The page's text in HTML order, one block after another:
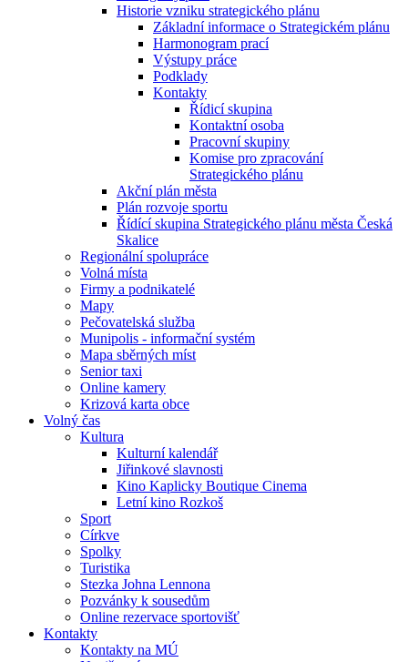
Historie vzniku strategického plánu
Základní informace o Strategickém plánu
Harmonogram prací
Výstupy práce
Podklady
Kontakty
Řídicí skupina
Kontaktní osoba
Pracovní skupiny
Komise pro zpracování
Strategického plánu
Akční plán města
Plán rozvoje sportu
Řídící skupina Strategického plánu města Česká
Skalice
Regionální spolupráce
Volná místa
Firmy a podnikatelé
Mapy
Pečovatelská služba
Munipolis - informační systém
Mapa sběrných míst
Senior taxi
Online kamery
Krizová karta obce
Volný čas
Kultura
Kulturní kalendář
Jiřinkové slavnosti
Kino Kaplicky Boutique Cinema
Letní kino Rozkoš
Sport
Církve
Spolky
Turistika
Stezka Johna Lennona
Pozvánky k sousedům
Online rezervace sportovišť
Kontakty
Kontakty na MÚ